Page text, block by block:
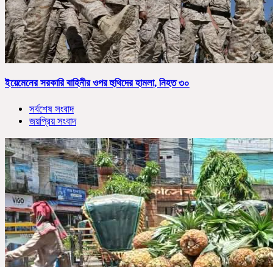
ইয়েমেনের সরকারি বাহিনীর ওপর হুথিদের হামলা, নিহত ৩০
সর্বশেষ সংবাদ
জয়প্রিয় সংবাদ